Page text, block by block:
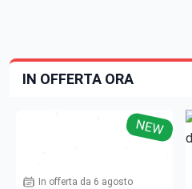
IN OFFERTA ORA
NEW
In offerta da 6 agosto